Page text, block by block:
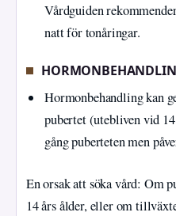
Vårdguiden
natt för tonåringar.
Hormonbehandling kan
pubertet (utebliven vid
gång puberteten men
En orsak att söka vård: Om
14 års ålder, eller om